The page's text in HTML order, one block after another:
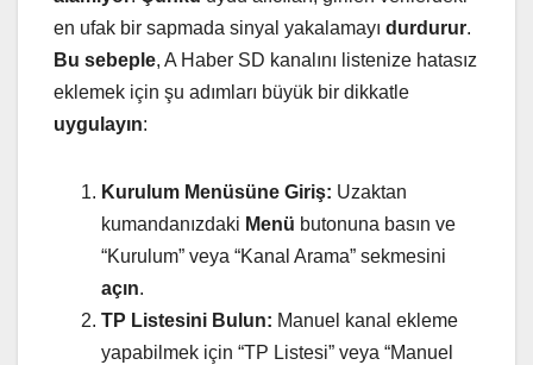
en ufak bir sapmada sinyal yakalamayı durdurur.
Bu sebeple, A Haber SD kanalını listenize hatasız
eklemek için şu adımları büyük bir dikkatle
uygulayın:
Kurulum Menüsüne Giriş: Uzaktan
kumandanızdaki Menü butonuna basın ve
“Kurulum” veya “Kanal Arama” sekmesini
açın.
TP Listesini Bulun: Manuel kanal ekleme
yapabilmek için “TP Listesi” veya “Manuel